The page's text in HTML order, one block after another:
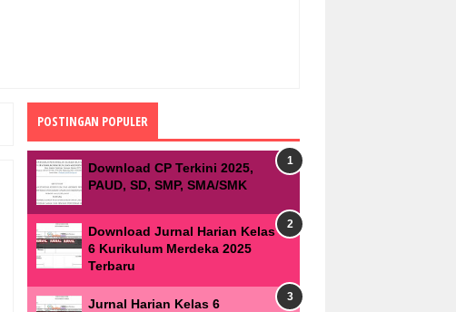
POSTINGAN POPULER
Download CP Terkini 2025,
PAUD, SD, SMP, SMA/SMK
Download Jurnal Harian Kelas
6 Kurikulum Merdeka 2025
Terbaru
Jurnal Harian Kelas 6